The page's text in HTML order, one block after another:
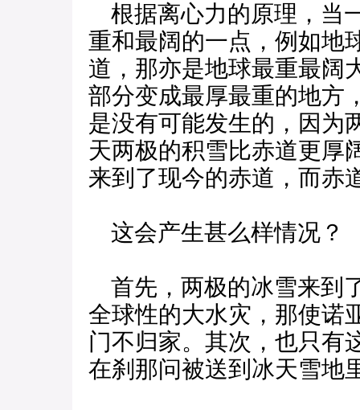
根据离心力的原理，当
重和最阔的一点，例如地
道，那亦是地球最重最阔
部分变成最厚最重的地方
是没有可能发生的，因为
天两极的积雪比赤道更厚
来到了现今的赤道，而赤
这会产生甚么样情况？
首先，两极的冰雪来到
全球性的大水灾，那使诺
门不归家。其次，也只有
在刹那问被送到冰天雪地